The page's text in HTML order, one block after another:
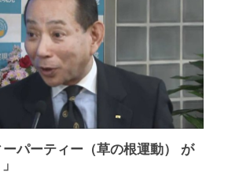
パーティー（草の根運動） が